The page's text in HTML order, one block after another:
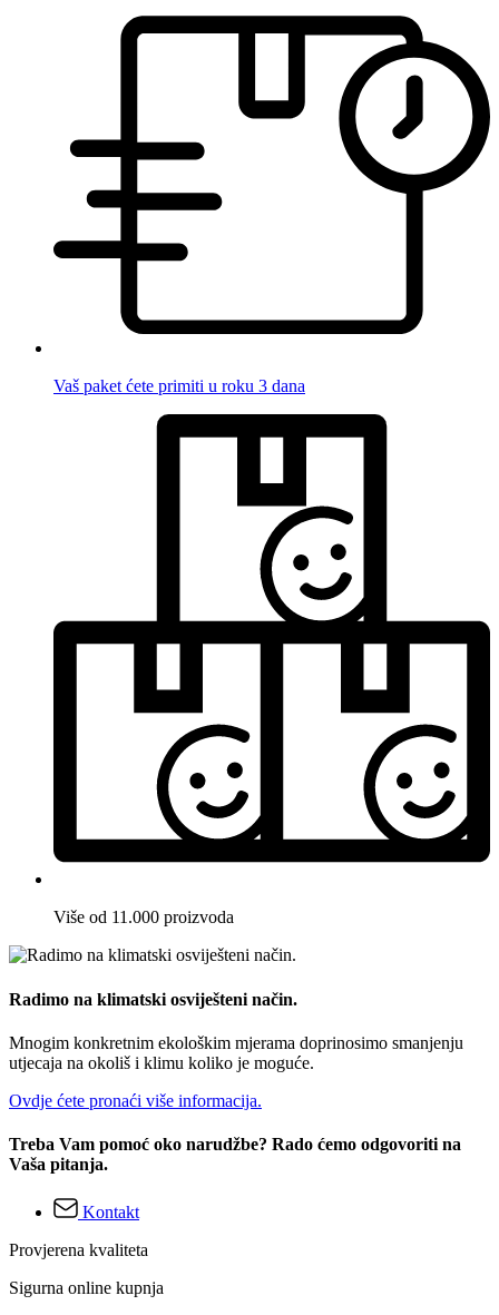
Vaš paket ćete primiti u roku 3 dana
Više od 11.000 proizvoda
Radimo na klimatski osviješteni način.
Mnogim konkretnim ekološkim mjerama doprinosimo smanjenju
utjecaja na okoliš i klimu koliko je moguće.
Ovdje ćete pronaći više informacija.
Treba Vam pomoć oko narudžbe? Rado ćemo odgovoriti na
Vaša pitanja.
Kontakt
Provjerena kvaliteta
Sigurna online kupnja